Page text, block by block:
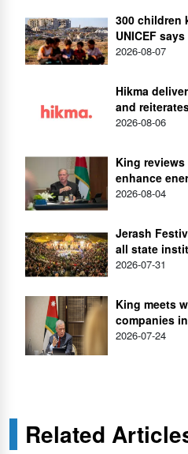
300 children
UNICEF says
2026-08-07
Hikma
and
2026-08-06
King
enhance
2026-08-04
Jerash
all state
2026-07-31
King meets
companies
2026-07-24
Related